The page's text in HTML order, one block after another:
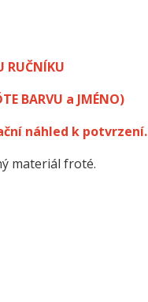
RUČNÍKU
BARVU a JMÉNO)
náhled k potvrzení.
materiál froté.